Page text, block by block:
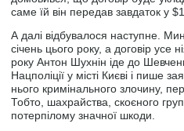
саме їй він передав завдаток у
А далі відбувалося наступне.
січень цього року, а договір усе
року Антон Шухнін іде до
Нацполіції у місті Києві і пише
нього кримінального злочину,
Тобто, шахрайства, скоєного
потерпілому значної шкоди.